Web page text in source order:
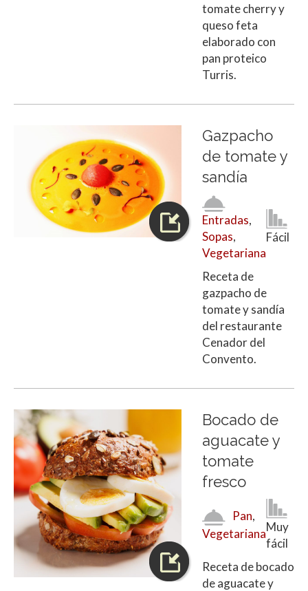
tomate cherry y
queso feta
elaborado con
pan proteico
Turris.
Gazpacho
de tomate y
sandía
Entradas,
Sopas,
Vegetariana
Fácil
Receta de
gazpacho de
tomate y sandía
del restaurante
Cenador del
Convento.
Bocado de
aguacate y
tomate
fresco
Pan,
VegetarianaMuy
fácil
Receta de bocado
de aguacate y